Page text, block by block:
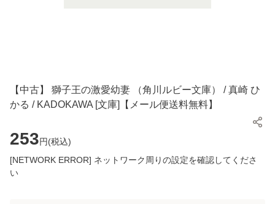
【中古】 獅子王の激愛幼妻 （角川ルビー文庫） / 真崎 ひ
かる / KADOKAWA [文庫]【メール便送料無料】
253円(税込)
[NETWORK ERROR] ネットワーク周りの設定を確認してくださ
い